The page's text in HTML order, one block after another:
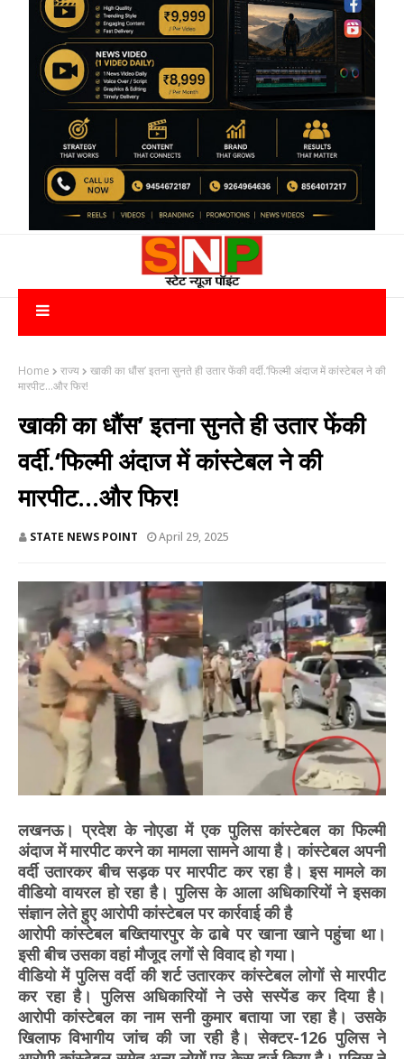
Home राज्य
खाकी का धौंस’ इतना सुनते ही उतार फेंकी वर्दी.‘फिल्मी अंदाज में कांस्टेबल ने की
मारपीट...और फिर!
खाकी का धौंस’ इतना सुनते ही उतार फेंकी
वर्दी.‘फिल्मी अंदाज में कांस्टेबल ने की
मारपीट...और फिर!
STATE NEWS POINT April 29, 2025
लखनऊ। प्रदेश के नोएडा में एक पुलिस कांस्टेबल का फिल्मी
अंदाज में मारपीट करने का मामला सामने आया है। कांस्टेबल अपनी
वर्दी उतारकर बीच सड़क पर मारपीट कर रहा है। इस मामले का
वीडियो वायरल हो रहा है। पुलिस के आला अधिकारियों ने इसका
संज्ञान लेते हुए आरोपी कांस्टेबल पर कार्रवाई की है
आरोपी कांस्टेबल बख्तियारपुर के ढाबे पर खाना खाने पहुंचा था।
इसी बीच उसका वहां मौजूद लगों से विवाद हो गया।
वीडियो में पुलिस वर्दी की शर्ट उतारकर कांस्टेबल लोगों से मारपीट
कर रहा है। पुलिस अधिकारियों ने उसे सस्पेंड कर दिया है।
आरोपी कांस्टेबल का नाम सनी कुमार बताया जा रहा है। उसके
खिलाफ विभागीय जांच की जा रही है। सेक्टर-126 पुलिस ने